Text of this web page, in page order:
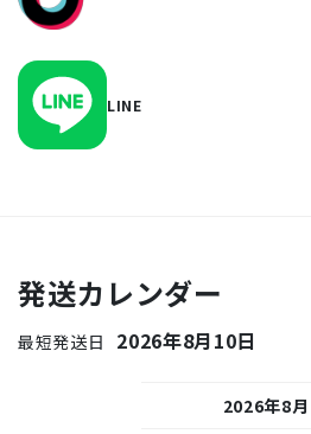
LINE
発送カレンダー
2026年8月
最短発送日 2026年8月10日